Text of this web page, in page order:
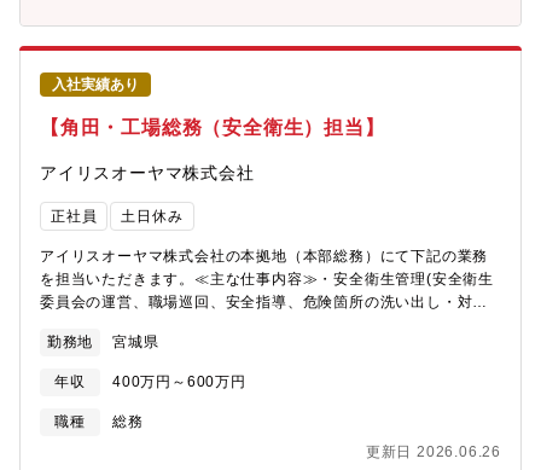
入社実績あり
【角田・工場総務（安全衛生）担当】
アイリスオーヤマ株式会社
正社員 土日休み
アイリスオーヤマ株式会社の本拠地（本部総務）にて下記の業務
を担当いただきます。≪主な仕事内容≫・安全衛生管理(安全衛生
委員会の運営、職場巡回、安全指導、危険箇所の洗い出し・対
に伴う人員補充です。
勤務地 宮城県
年収 400万円～600万円
職種
総務
更新日 2026.06.26